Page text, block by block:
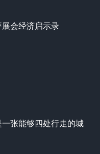
张能够四处行走的城